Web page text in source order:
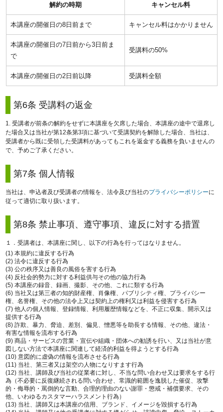
解約の時期 キャンセル料
本講座の開催日の8日前まで キャンセル料はかかりません
本講座の開催日の7日前から3日前ま
で
受講料の50%
本講座の開催日の2日前以降 受講料全額
第6条 受講料の返金
1. 受講者が前条の解約をせずに本講座を欠席した場合、本講座の途中で退席し
た場合又は当社が第12条第3項に基づいて受講契約を解除した場合、当社は、
受講者から既に受領した受講料があってもこれを返金する義務を負いませんの
で、予めご了承ください。
第7条 個人情報
当社は、申込者及び受講者の情報を、法令及び当社のプライバシーポリシーに
従って適切に取り扱います。
第8条 禁止事項、遵守事項、違反に対する措置
１．受講者は、本講座に関し、以下の行為を行ってはなりません。
(1) 本規約に違反する行為
(2) 法令に違反する行為
(3) 公の秩序又は善良の風俗を害する行為
(4) 反社会的勢力に対する利益供与その他の協力行為
(5) 本講座の録音、録画、撮影、その他、これに類する行為
(6) 当社又は第三者の知的財産権、肖像権、パブリシティ権、プライバシー
権、名誉権、その他の法令上又は契約上の権利又は利益を侵害する行為
(7) 他人の個人情報、登録情報、利用履歴情報などを、不正に収集、開示又は
提供する行為
(8) 詐欺、暴力、脅迫、差別、偏見、憎悪等を助長する情報、その他、違法・
有害な情報を流布する行為
(9) 商品・サービスの営業・宣伝や組織・団体への勧誘を行い、又は当社が意
図しない方法で本講座に関連して経済的利益を得ようとする行為
(10) 意図的に虚偽の情報を流布させる行為
(11) 当社、第三者又は架空の人物になりすます行為
(12) 当社、講師及び当社の従業者に対し、不当な問い合わせ又は要求をする行
為（不必要に反復継続される問い合わせ、常識的範囲を逸脱した催促、攻撃
的・侮辱的・罵倒的な言動、合理的理由のない謝罪・懲戒・補償要求、その
他、いわゆるカスタマーハラスメント行為）
(13) 当社、講師又は本講座の信用、ブランド、イメージを毀損する行為